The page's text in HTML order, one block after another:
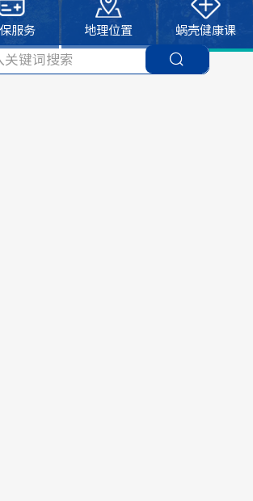
服务 地理位置 蜗壳健康课